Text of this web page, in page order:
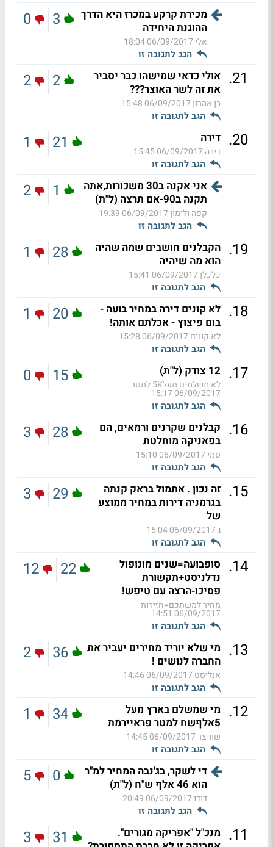
מכירת קרקע במכרז היא הדרך
ההוגנת היחידה
אלי06/09/2017 18:04
הגב לתגובה זו
3
0
21
. אולי כדאי שמישהו כבר יסביר
את זה לשר האוצר???
בן אהרון06/09/2017 15:48
הגב לתגובה זו
2
2
20
. דירה
דירה 06/09/2017 15:45
הגב לתגובה זו
21
1
אני אקנה ב30 משכורות,אתה
תקנה ב90-אם תרצה (ל"ת)
קפה ולימון06/09/2017 19:39
הגב לתגובה זו
1
2
19
. הקבלנים חושבים שמה שהיה
הוא מה שיהיה
כלכלן06/09/2017 15:41
הגב לתגובה זו
28
1
18
. לא קונים דירה במחיר בועה -
בום פיצוץ - אכלתם אותה!
לא קונים 06/09/2017 15:28
הגב לתגובה זו
20
1
17
. 12 צודק (ל"ת)
לא משלמים מעל5K למטר
06/09/2017 15:17
הגב לתגובה זו
15
0
16
. קבלנים שקרנים ורמאים, הם
בפאניקה מוחלטת
סמי06/09/2017 15:10
הגב לתגובה זו
28
3
15
. זה נכון . אתמול בראק קנתה
בגרמניה דירות במחיר ממוצע
של
ג06/09/2017 15:04
הגב לתגובה זו
29
3
14
. סופבועה=שנים מונופול
נדלניסט+תקשורת
פסיכו-הרצה עם טיפש!
מחיר למשתכם=חזירות
06/09/2017 14:51
הגב לתגובה זו
22
12
13
. מי שלא יוריד מחירים יעביר את
החברה לנושים !
אנליסט 06/09/2017 14:46
הגב לתגובה זו
36
2
12
. מי שמשלם בארץ מעל
5אלףשח למטר פראיירמת
שוויצר06/09/2017 14:45
הגב לתגובה זו
34
1
די לשקר, בג'נבה המחיר למ"ר
הוא 46 אלף ש"ח (ל"ת)
דודו06/09/2017 20:49
הגב לתגובה זו
0
5
11
. מנכ"ל "אפריקה מגורים".
31
3